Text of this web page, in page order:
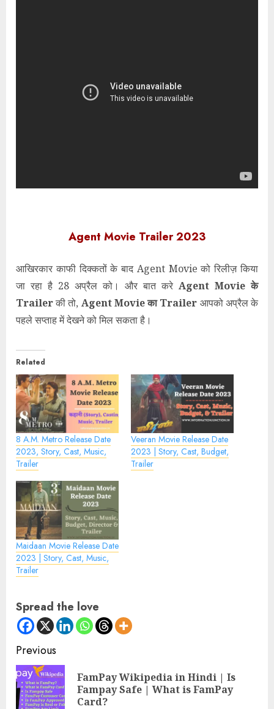
Agent Movie Trailer 2023
आखिरकार काफी दिक्कतों के बाद Agent Movie को रिलीज़ किया
जा रहा है 28 अप्रैल को। और बात करे Agent Movie के
Trailerकी तो, Agent Movie का Trailer आपको अप्रैल के
पहले सप्ताह में देखने को मिल सकता है।
Related
8 A.M. Metro Release Date
2023, Story, Cast, Music,
Trailer
Veeran Movie Release Date
2023 | Story, Cast, Budget,
Trailer
Maidaan Movie Release Date
2023 | Story, Cast, Music,
Trailer
Spread the love
Continue
Reading
Previous
FamPay Wikipedia in Hindi | Is
Fampay Safe | What is FamPay
Card?